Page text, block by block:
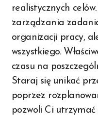
realistycznych
zarządzania
organizacji pracy,
wszystkiego.
czasu na
Staraj się unikać
poprzez
pozwoli Ci